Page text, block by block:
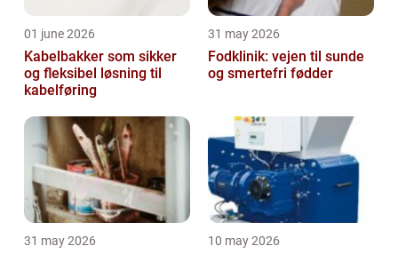
01 june 2026
Kabelbakker som sikker
og fleksibel løsning til
kabelføring
31 may 2026
Fodklinik: vejen til sunde
og smertefri fødder
31 may 2026 10 may 2026